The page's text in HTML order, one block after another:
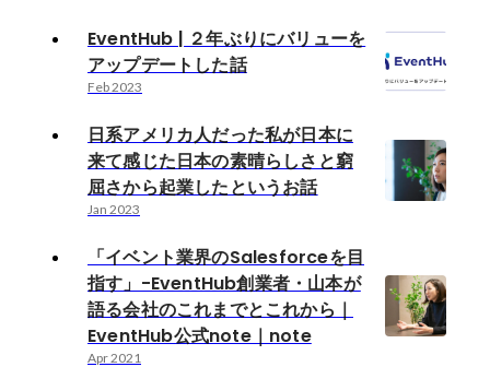
EventHub | ２年ぶりにバリューを
アップデートした話
Feb 2023
日系アメリカ人だった私が日本に
来て感じた日本の素晴らしさと窮
屈さから起業したというお話
Jan 2023
「イベント業界のSalesforceを目
指す」-EventHub創業者・山本が
語る会社のこれまでとこれから｜
EventHub公式note｜note
Apr 2021